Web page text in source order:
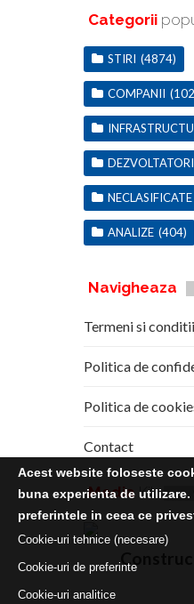
Categorii
STIRI (4874)
COMPANII
DEZVOLTATORI
NECLASIFICATE
ANALIZE (404)
Navigheaza
Termeni si conditii
Politica de
Politica de
Contact
Media Kit
Acest website foloseste
buna experienta de utilizare.
preferintele in ceea ce
Cookie-uri tehnice (necesare)
Cookie-uri de preferinte
Cookie-uri analitice